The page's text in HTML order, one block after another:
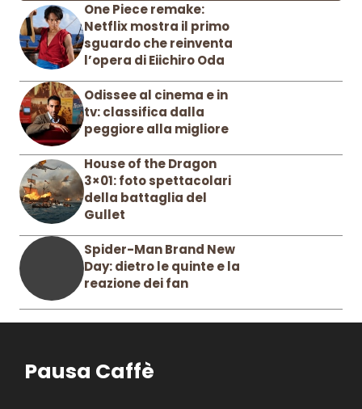
One Piece remake:
Netflix mostra il primo
sguardo che reinventa
l’opera di Eiichiro Oda
Odissee al cinema e in
tv: classifica dalla
peggiore alla migliore
House of the Dragon
3×01: foto spettacolari
della battaglia del
Gullet
Spider-Man Brand New
Day: dietro le quinte e la
reazione dei fan
Pausa Caffè